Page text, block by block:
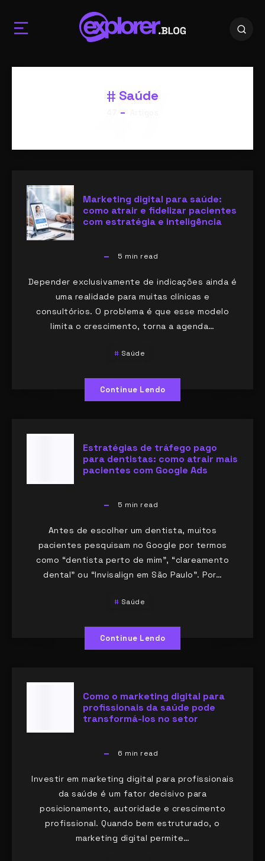
Saúde
47
Marketing digital para saúde:
como atrair e fidelizar pacientes
com estratégia e inteligência
5 min read
Depender exclusivamente de indicações ainda é
uma realidade para muitas clínicas e
consultórios. O problema é que esse modelo
limita o crescimento, torna a agenda…
Saúde
Continue Lendo
Estratégias de tráfego pago
para dentistas: como atrair mais
pacientes com Google Ads
5 min read
Antes de escolher um dentista, muitos
pacientes pesquisam no Google por termos
como “dentista perto de mim”, “clareamento
dental” ou “Invisalign em São Paulo”. Por…
Saúde
Continue Lendo
Como o marketing digital para
profissionais da saúde pode
transformá-los no setor
6 min read
Investir em marketing digital para profissionais
da saúde é um fator decisivo para
posicionamento, autoridade e crescimento
profissional. Quando bem estruturado, o
marketing digital permite…